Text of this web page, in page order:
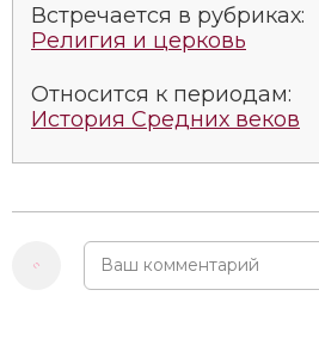
Встречается в рубриках:
Религия и церковь
Относится к периодам:
История Средних веков